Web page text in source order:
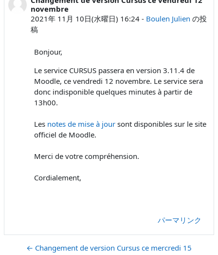
novembre
2021年 11月 10日(水曜日) 16:24 - Boulen Julien の投
稿
Bonjour,
Le service CURSUS passera en version 3.11.4 de
Moodle, ce vendredi 12 novembre. Le service sera
donc indisponible quelques minutes à partir de
13h00.
Les notes de mise à jour sont disponibles sur le site
officiel de Moodle.
Merci de votre compréhension.
Cordialement,
パーマリンク
← Changement de version Cursus ce mercredi 15